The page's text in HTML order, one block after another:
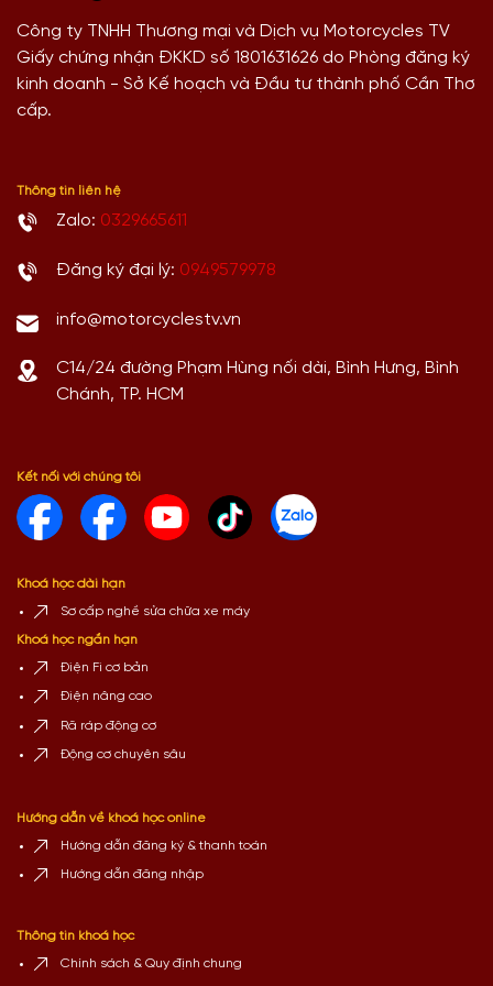
Công ty TNHH Thương mại và Dịch vụ Motorcycles TV
Giấy chứng nhận ĐKKD số 1801631626 do Phòng đăng ký
kinh doanh - Sở Kế hoạch và Đầu tư thành phố Cần Thơ
cấp.
Thông tin liên hệ
Zalo: 0329665611
Đăng ký đại lý: 0949579978
info@motorcyclestv.vn
C14/24 đường Phạm Hùng nối dài, Bình Hưng, Bình
Chánh, TP. HCM
Kết nối với chúng tôi
Khoá học dài hạn
Sơ cấp nghề sửa chữa xe máy
Khoá học ngắn hạn
Điện Fi cơ bản
Điện nâng cao
Rã ráp động cơ
Động cơ chuyên sâu
Hướng dẫn về khoá học online
Hướng dẫn đăng ký & thanh toán
Hướng dẫn đăng nhập
Thông tin khoá học
Chính sách & Quy định chung